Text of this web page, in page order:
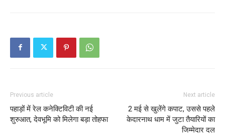
Previous article
पहाड़ों में रेल कनेक्टिविटी की नई
शुरुआत, देवभूमि को मिलेगा बड़ा तोहफा
Next article
2 मई से खुलेंगे कपाट, उससे पहले
केदारनाथ धाम में जुटा तैयारियों का
जिम्मेदार दल